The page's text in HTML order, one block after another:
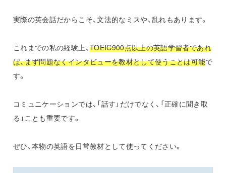
実際の英会話だからこそ、文法的なミスや、乱れもあります。
これまでの私の経験上、TOEIC900点以上の英語学習者であれ
ば、まず問題なくインタビューを教材として使うことは可能で
す。
コミュニケーションでは、「話す」だけでなく、「正確に聞き取
る」ことも重要です。
ぜひ、本物の英語を日常教材として使ってください。